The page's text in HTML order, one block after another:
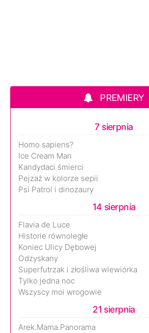
PREMIERY
7 sierpnia
Homo sapiens?
Ice Cream Man
Kandydaci śmierci
Pejzaż w kolorze sepii
Psi Patrol i dinozaury
14 sierpnia
Flavia de Luce
Historie równoległe
Koniec Ulicy Dębowej
Odzyskany
Superfutrzak i złośliwa wiewiórka
Tylko jedna noc
Wszyscy moi wrogowie
21 sierpnia
Arek.Mama.Panorama